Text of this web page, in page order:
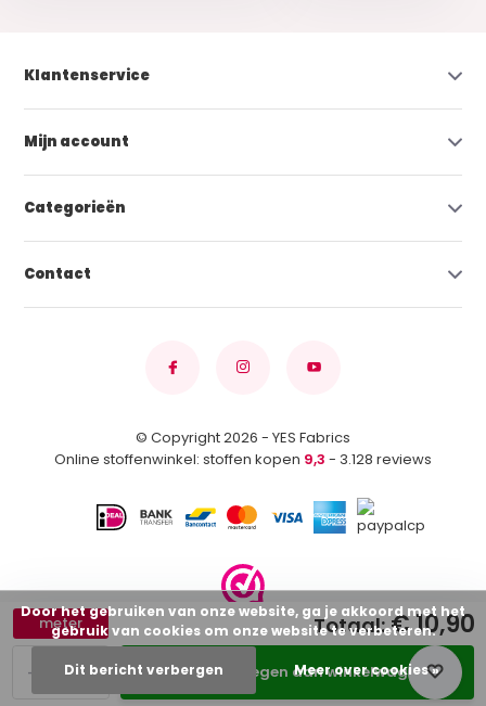
+
-
meter
Toevoegen aan winkelwagen
Totaal:€ 10,90
Klantenservice
Mijn account
Categorieën
Contact
© Copyright 2026 - YES Fabrics
Online stoffenwinkel: stoffen kopen 9,3 - 3.128 reviews
Door het gebruiken van onze website, ga je akkoord met het
gebruik van cookies om onze website te verbeteren.
Dit bericht verbergen Meer over cookies »